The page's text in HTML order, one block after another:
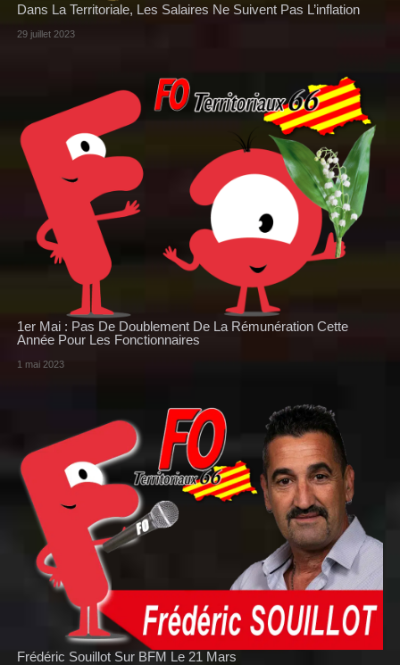
Dans La Territoriale, Les Salaires Ne Suivent Pas L’inflation
29 juillet 2023
1er Mai : Pas De Doublement De La Rémunération Cette
Année Pour Les Fonctionnaires
1 mai 2023
Frédéric Souillot Sur BFM Le 21 Mars